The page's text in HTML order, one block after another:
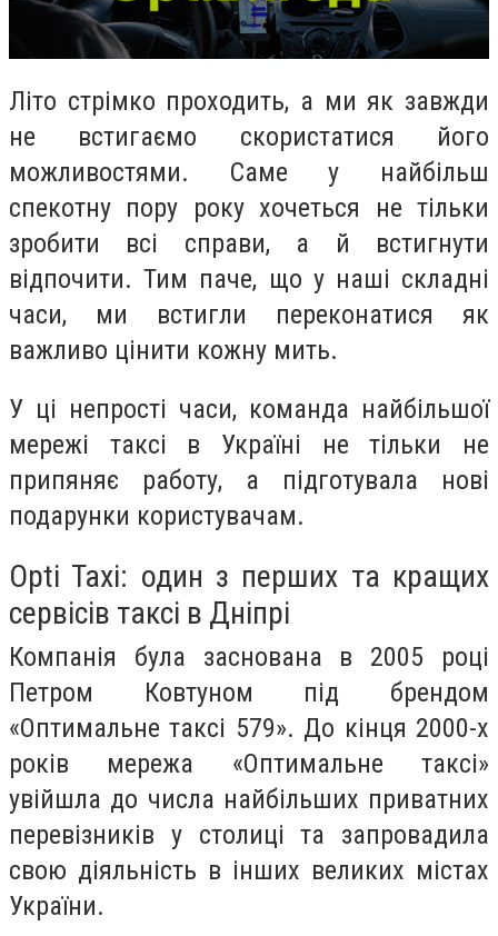
Літо стрімко проходить, а ми як завжди
не встигаємо скористатися його
можливостями. Саме у найбільш
спекотну пору року хочеться не тільки
зробити всі справи, а й встигнути
відпочити. Тим паче, що у наші складні
часи, ми встигли переконатися як
важливо цінити кожну мить.
У ці непрості часи, команда найбільшої
мережі таксі в Україні не тільки не
припяняє работу, а підготувала нові
подарунки користувачам.
Opti Taxi: один з перших та кращих
сервісів таксі в Дніпрі
Компанія була заснована в 2005 році
Петром Ковтуном під брендом
«Оптимальне таксі 579». До кінця 2000-х
років мережа «Оптимальне таксі»
увійшла до числа найбільших приватних
перевізників у столиці та запровадила
свою діяльність в інших великих містах
України.